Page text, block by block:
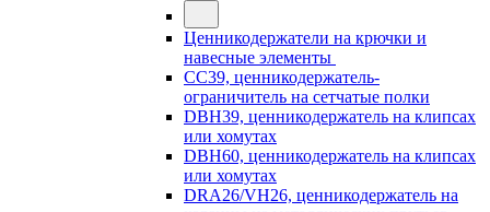
Ценникодержатели на крючки и
навесные элементы
CC39, ценникодержатель-
ограничитель на сетчатые полки
DBH39, ценникодержатель на клипсах
или хомутах
DBH60, ценникодержатель на клипсах
или хомутах
DRA26/VH26, ценникодержатель на